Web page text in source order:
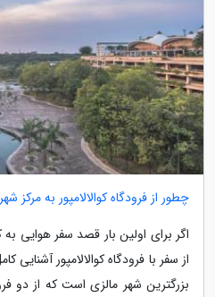
چطور از فرودگاه کوالالامپور به مرکز
اگر برای اولین بار قصد سفر هوایی به
از سفر با فرودگاه کوالالامپور آشنایی
بزرگترین شهر مالزی است که از دو